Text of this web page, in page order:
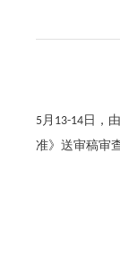
5月13-14日，
准》送审稿审